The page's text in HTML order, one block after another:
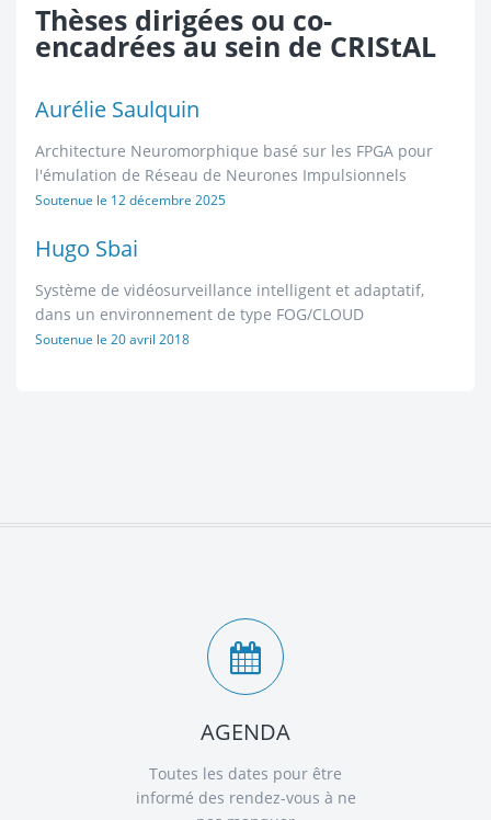
Thèses dirigées ou co-
encadrées au sein de CRIStAL
Aurélie Saulquin
Architecture Neuromorphique basé sur les FPGA pour
l'émulation de Réseau de Neurones Impulsionnels
Soutenue le 12 décembre 2025
Hugo Sbai
Système de vidéosurveillance intelligent et adaptatif,
dans un environnement de type FOG/CLOUD
Soutenue le 20 avril 2018
AGENDA
Toutes les dates pour être
informé des rendez-vous à ne